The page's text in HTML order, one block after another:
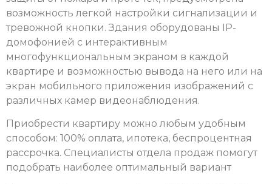
возможность легкой настройки сигнализации и
тревожной кнопки. Здания оборудованы IP-
домофонией с интерактивным
многофункциональным экраном в каждой
квартире и возможностью вывода на него или на
экран мобильного приложения изображений с
различных камер видеонаблюдения.
Приобрести квартиру можно любым удобным
способом: 100% оплата, ипотека, беспроцентная
рассрочка. Специалисты отдела продаж помогут
подобрать наиболее оптимальный вариант